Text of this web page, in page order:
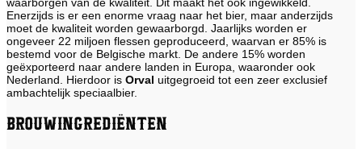
Enerzijds is er een enorme vraag naar het bier, maar anderzijds
moet de kwaliteit worden gewaarborgd. Jaarlijks worden er
ongeveer 22 miljoen flessen geproduceerd, waarvan er 85% is
bestemd voor de Belgische markt. De andere 15% worden
geëxporteerd naar andere landen in Europa, waaronder ook
Nederland. Hierdoor is Orval uitgegroeid tot een zeer exclusief
ambachtelijk speciaalbier.
Brouwingrediënten